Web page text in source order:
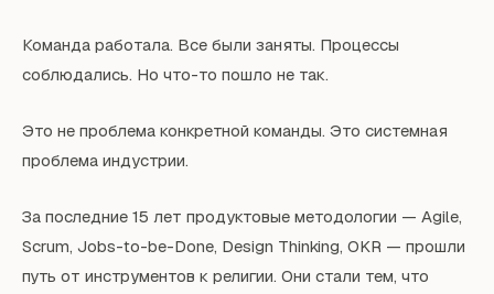
Команда работала. Все были заняты. Процессы
соблюдались. Но что-то пошло не так.
Это не проблема конкретной команды. Это системная
проблема индустрии.
За последние 15 лет продуктовые методологии — Agile,
Scrum, Jobs-to-be-Done, Design Thinking, OKR — прошли
путь от инструментов к религии. Они стали тем, что